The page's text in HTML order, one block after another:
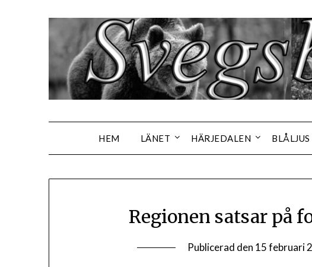
HEM LÄNET HÄRJEDALEN BLÅLJUS
Regionen satsar på
Publicerad den 15 februari